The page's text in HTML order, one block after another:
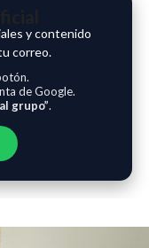
y contenido
correo.
de Google.
grupo”.